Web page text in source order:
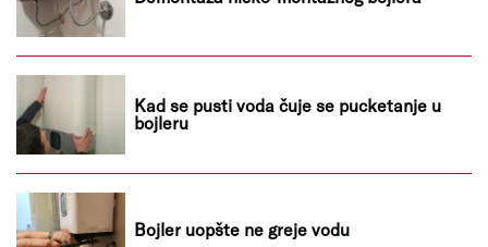
Kad se pusti voda čuje se pucketanje u
bojleru
Bojler uopšte ne greje vodu